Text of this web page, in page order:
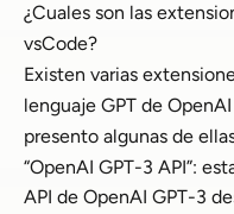
¿Cuales son las
vsCode?
Existen varias
lenguaje GPT de
presento algunas de
“OpenAI GPT-3 API”:
API de OpenAI GPT-3